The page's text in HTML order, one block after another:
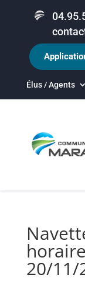
Élus / Agents
20/11/